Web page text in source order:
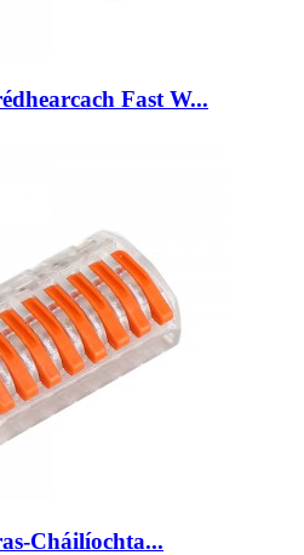
Fast W...
Cháilíochta...